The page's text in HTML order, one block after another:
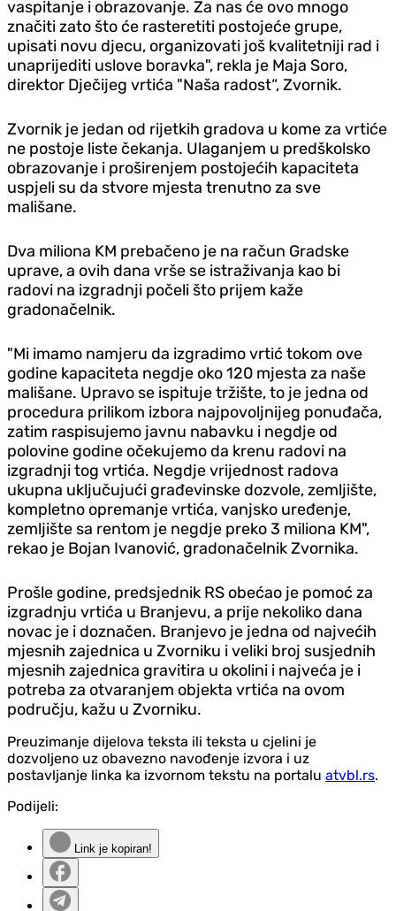
vaspitanje i obrazovanje. Za nas će ovo mnogo
značiti zato što će rasteretiti postojeće grupe,
upisati novu djecu, organizovati još kvalitetniji rad i
unaprijediti uslove boravka", rekla je Maja Soro,
direktor Dječijeg vrtića "Naša radost“, Zvornik.
Zvornik je jedan od rijetkih gradova u kome za vrtiće
ne postoje liste čekanja. Ulaganjem u predškolsko
obrazovanje i proširenjem postojećih kapaciteta
uspjeli su da stvore mjesta trenutno za sve
mališane.
Dva miliona KM prebačeno je na račun Gradske
uprave, a ovih dana vrše se istraživanja kao bi
radovi na izgradnji počeli što prijem kaže
gradonačelnik.
"Mi imamo namjeru da izgradimo vrtić tokom ove
godine kapaciteta negdje oko 120 mjesta za naše
mališane. Upravo se ispituje tržište, to je jedna od
procedura prilikom izbora najpovoljnijeg ponuđača,
zatim raspisujemo javnu nabavku i negdje od
polovine godine očekujemo da krenu radovi na
izgradnji tog vrtića. Negdje vrijednost radova
ukupna uključujući građevinske dozvole, zemljište,
kompletno opremanje vrtića, vanjsko uređenje,
zemljište sa rentom je negdje preko 3 miliona KM",
rekao je Bojan Ivanović, gradonačelnik Zvornika.
Prošle godine, predsjednik RS obećao je pomoć za
izgradnju vrtića u Branjevu, a prije nekoliko dana
novac je i doznačen. Branjevo je jedna od najvećih
mjesnih zajednica u Zvorniku i veliki broj susjednih
mjesnih zajednica gravitira u okolini i najveća je i
potreba za otvaranjem objekta vrtića na ovom
području, kažu u Zvorniku.
Preuzimanje dijelova teksta ili teksta u cjelini je
dozvoljeno uz obavezno navođenje izvora i uz
postavljanje linka ka izvornom tekstu na portalu atvbl.rs.
Podijeli:
Link je kopiran!